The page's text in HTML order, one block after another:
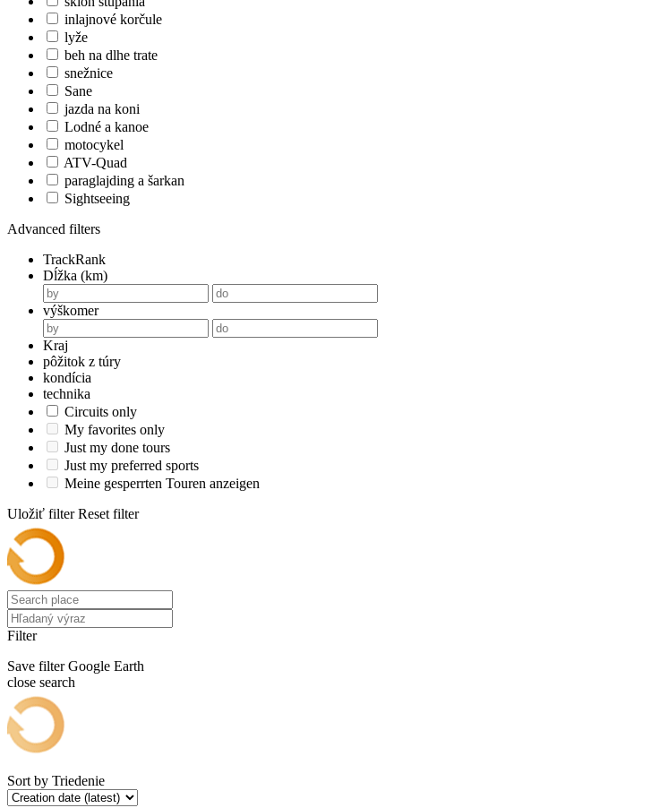
inlajnové korčule
lyže
beh na dlhe trate
snežnice
Sane
jazda na koni
Lodné a kanoe
motocykel
ATV-Quad
paraglajding a šarkan
Sightseeing
Advanced filters
TrackRank
Dĺžka (km)
výškomer
Kraj
pôžitok z túry
kondícia
technika
Circuits only
My favorites only
Just my done tours
Just my preferred sports
Meine gesperrten Touren anzeigen
Uložiť filter Reset filter
Filter
Save filter Google Earth
close search
Sort by Triedenie